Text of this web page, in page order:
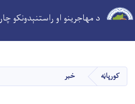
content
د مهاجرینو او راستنېدونکو
کورپاڼه خبر